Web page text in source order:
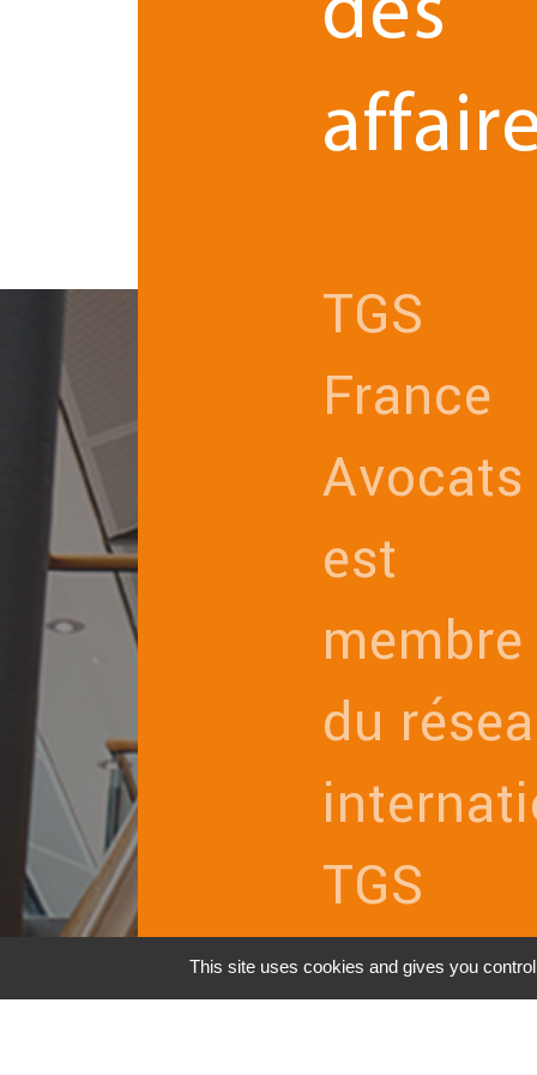
des
TGS
France
Avocats
est
membre
du
TGS
This site uses cookies and gives you